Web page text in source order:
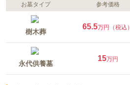
お墓タイプ 参考価格
樹木葬
65.5万円（税込）
永代供養墓
15万円